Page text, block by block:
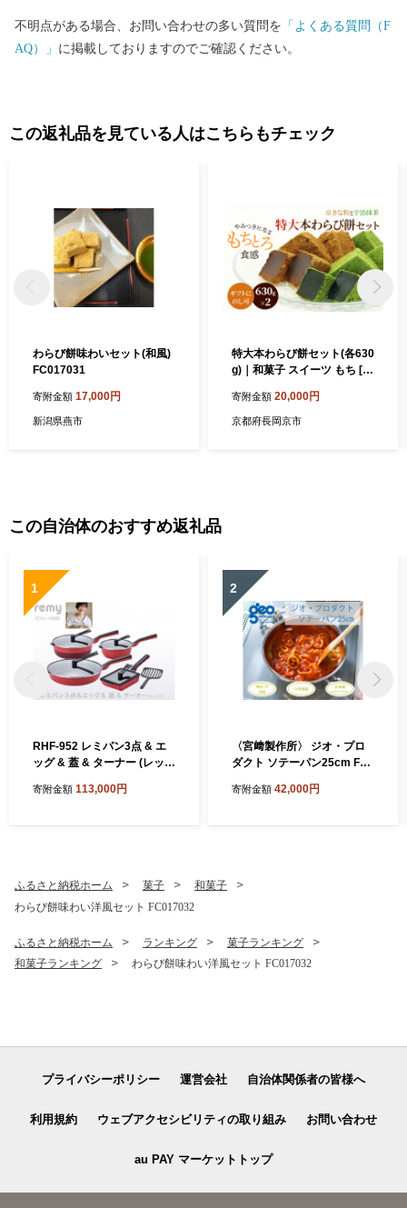
不明点がある場合、お問い合わせの多い質問を 「よくある質問（F
AQ）」 に掲載しておりますのでご確認ください。
この返礼品を見ている人はこちらもチェック
わらび餅味わいセット(和風)
FC017031
寄附金額 17,000円
新潟県燕市
特大本わらび餅セット(各630
g)｜和菓子 スイーツ もち [1
寄附金額 20,000円
京都府長岡京市
この自治体のおすすめ返礼品
1
RHF-952 レミパン3点 & エ
ッグ & 蓋 & ターナー (レッ
寄附金額 113,000円
2
〈宮﨑製作所〉 ジオ・プロ
ダクト ソテーパン25cm FC0
対応 鍋 ステンレス 燕三条 燕
寄附金額 42,000円
ふるさと納税ホーム 菓子
和菓子
わらび餅味わい洋風セット FC017032
ふるさと納税ホーム ランキング
菓子ランキング
和菓子ランキング
わらび餅味わい洋風セット FC017032
プライバシーポリシー 運営会社 自治体関係者の皆様へ
利用規約 ウェブアクセシビリティの取り組み お問い合わせ
au PAY マーケットトップ